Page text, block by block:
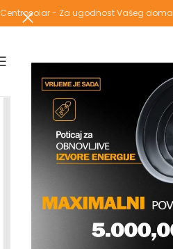
Centrosolar - Za ugodnost Vašeg doma